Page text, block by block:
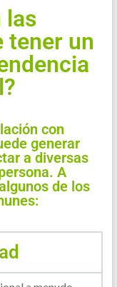
las
tener un
con
generar
a diversas
A
de los